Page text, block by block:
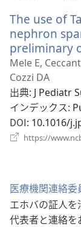
The use of
nephron
preliminary
Mele E,
Cozzi DA
出典‎: J Pediatr
インデックス‎:
DOI‎: 10.1016/
https://
医療機関連絡委
エホバの証人
代表者と連絡を